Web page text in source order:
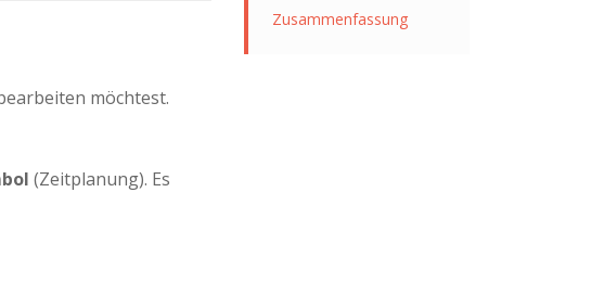
möchtest.
(Zeitplanung). Es
Zusammenfassung